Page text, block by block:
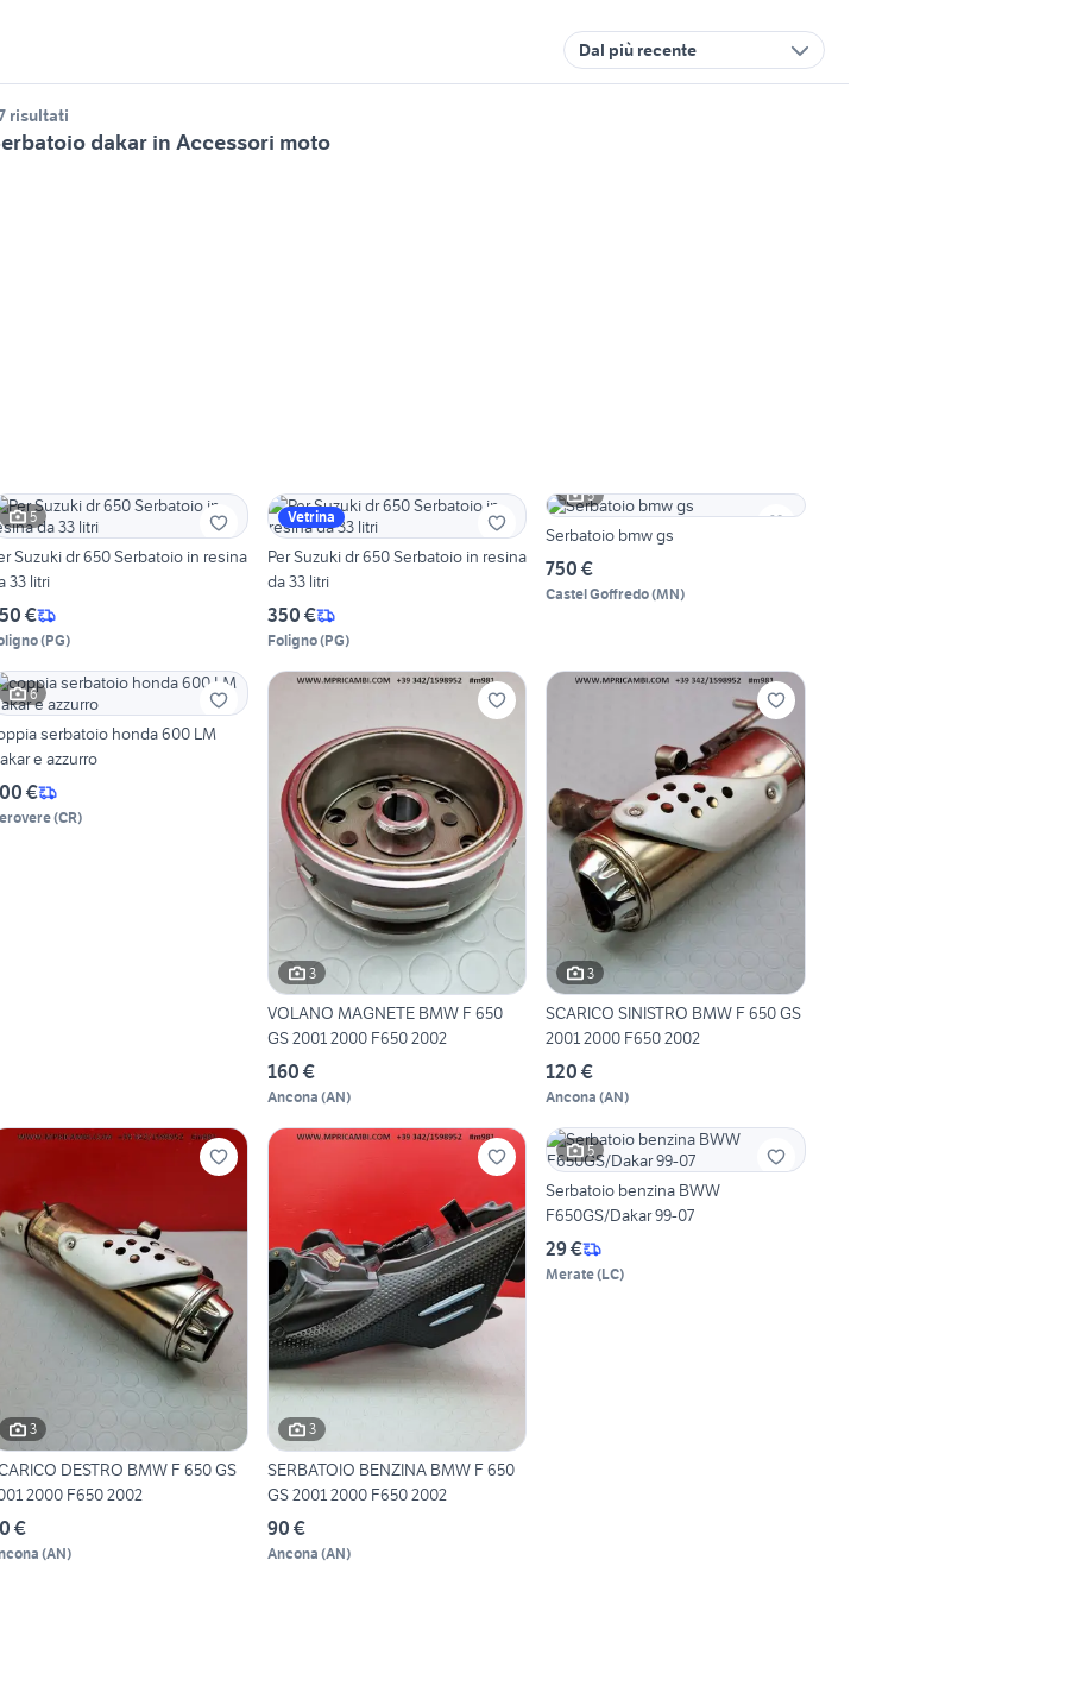
Dal più recente
risultati
dakar in Accessori moto
5
Suzuki dr 650 Serbatoio in resina
33 litri
€
(PG)
Vetrina
Per Suzuki dr 650 Serbatoio in resina
da 33 litri
350 €
Foligno(PG)
5
Serbatoio bmw gs
750 €
Castel Goffredo(MN)
6
serbatoio honda 600 LM
e azzurro
€
(CR)
3
VOLANO MAGNETE BMW F 650
GS 2001 2000 F650 2002
160 €
Ancona (AN)
3
SCARICO SINISTRO BMW F 650 GS
2001 2000 F650 2002
120 €
Ancona (AN)
3
DESTRO BMW F 650 GS
2000 F650 2002
€
(AN)
3
SERBATOIO BENZINA BMW F 650
GS 2001 2000 F650 2002
90 €
Ancona (AN)
5
Serbatoio benzina BWW
F650GS/Dakar 99-07
29 €
Merate(LC)